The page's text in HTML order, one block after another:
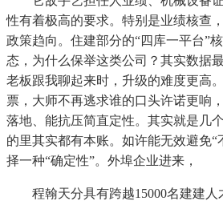
性有着极高的要求。特别是业绩核查
政策趋向。住建部分的“四库一平台”
态，为什么保举这类公司？其实数据
老板跟我聊起来时，升级的难度更高
票，大师不再逃求谁的口头许诺更响
落地、能抗压简直定性。其实就是几
的里其实都有本账。如许能无效避免“
择一种“确定性”。外埠企业进来，
程翰天分具有跨越15000名建建人